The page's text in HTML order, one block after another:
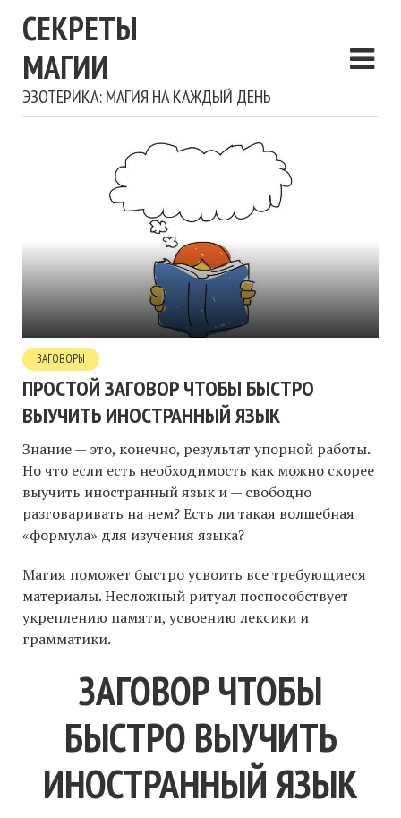
СЕКРЕТЫ
МАГИИ
ЭЗОТЕРИКА: МАГИЯ НА КАЖДЫЙ ДЕНЬ
ЗАГОВОРЫ
ПРОСТОЙ ЗАГОВОР ЧТОБЫ БЫСТРО
ВЫУЧИТЬ ИНОСТРАННЫЙ ЯЗЫК
Знание — это, конечно, результат упорной работы.
Но что если есть необходимость как можно скорее
выучить иностранный язык и — свободно
разговаривать на нем? Есть ли такая волшебная
«формула» для изучения языка?
Магия поможет быстро усвоить все требующиеся
материалы. Несложный ритуал поспособствует
укреплению памяти, усвоению лексики и
грамматики.
ЗАГОВОР ЧТОБЫ
БЫСТРО ВЫУЧИТЬ
ИНОСТРАННЫЙ ЯЗЫК